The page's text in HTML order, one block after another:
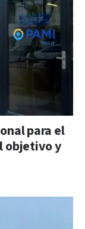
para el
objetivo y